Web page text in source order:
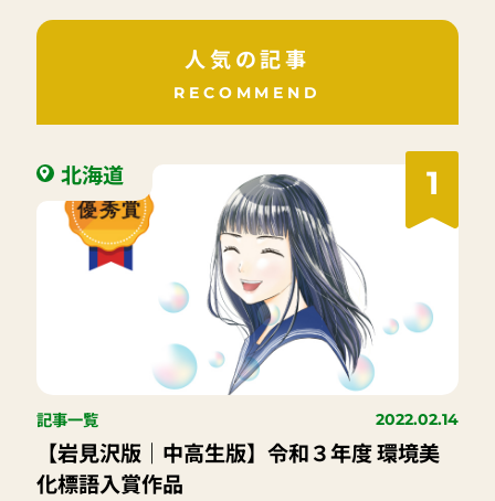
人気の記事
RECOMMEND
1
北海道
記事一覧 2022.02.14
【岩見沢版｜中高生版】令和３年度 環境美
化標語入賞作品